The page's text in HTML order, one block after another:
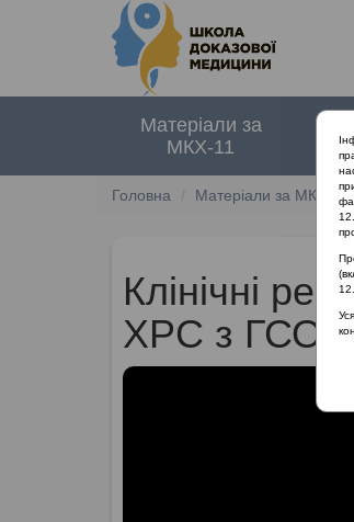
Матеріали за
МКХ-11
Головна Матеріали за МКХ-11
Клінічні
ХРС з ГСО